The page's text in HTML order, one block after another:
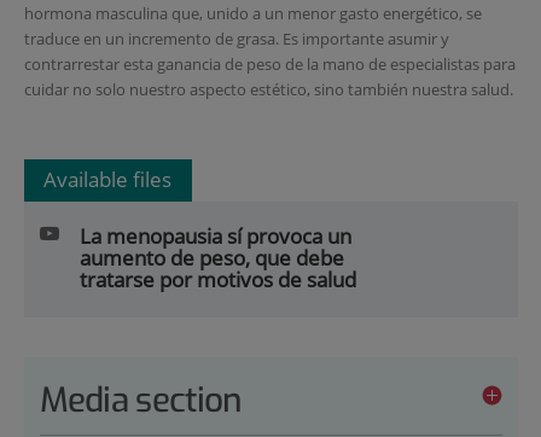
hormona masculina que, unido a un menor gasto energético, se
traduce en un incremento de grasa. Es importante asumir y
contrarrestar esta ganancia de peso de la mano de especialistas para
cuidar no solo nuestro aspecto estético, sino también nuestra salud.
Available files
La menopausia sí provoca un
aumento de peso, que debe
tratarse por motivos de salud
Media section